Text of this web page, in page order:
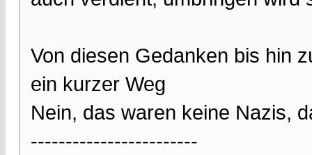
Von diesen Gedanken bis hin
ein kurzer Weg
Nein, das waren keine Nazis,
------------------------